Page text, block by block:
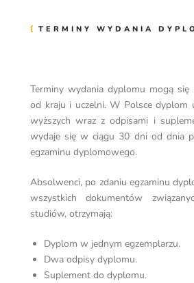
TERMINY WYDANIA
Terminy wydania dyplomu mogą się
od kraju i uczelni. W Polsce dyplom
wyższych wraz z odpisami i
wydaje się w ciągu 30 dni od dnia
egzaminu dyplomowego.
Absolwenci, po zdaniu egzaminu
wszystkich dokumentów
studiów, otrzymają:
Dyplom w jednym egzemplarzu.
Dwa odpisy dyplomu.
Suplement do dyplomu.